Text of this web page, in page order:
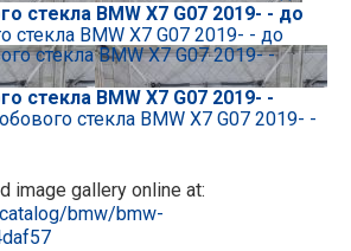
стекла BMW X7 G07 2019- - до
стекла BMW X7 G07 2019- - до
стекла BMW X7 G07 2019- -
стекла BMW X7 G07 2019- -
image gallery online at:
bmw/bmw-